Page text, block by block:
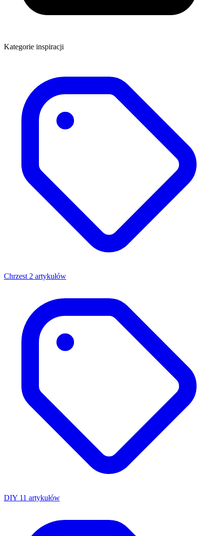
Kategorie inspiracji
Chrzest 2 artykułów
DIY 11 artykułów